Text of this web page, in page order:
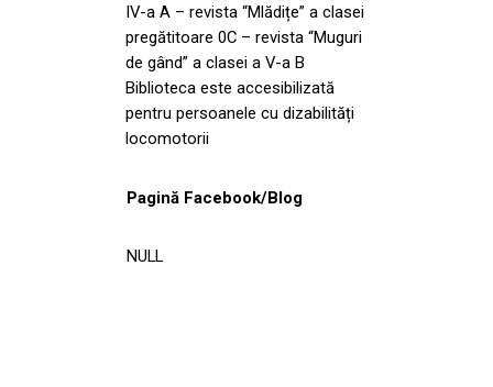
IV-a A – revista “Mlădițe” a clasei
pregătitoare 0C – revista “Muguri
de gând” a clasei a V-a B
Biblioteca este accesibilizată
pentru persoanele cu dizabilități
locomotorii
Pagină Facebook/Blog
NULL